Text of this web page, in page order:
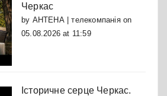
Черкас
by АНТЕНА | телекомпаніяon
05.08.2026 at 11:59
Історичне серце Черкас.